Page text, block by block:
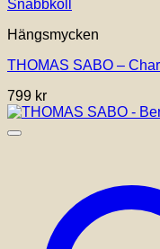
Snabbkoll
Hängsmycken
THOMAS SABO –
799 kr